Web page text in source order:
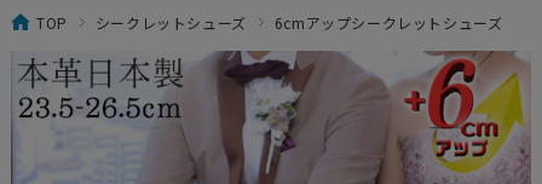
TOP シークレットシューズ 6cmアップシークレットシューズ